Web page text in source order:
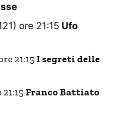
ore 21:15 Ufo
21:15 I segreti delle
Franco Battiato